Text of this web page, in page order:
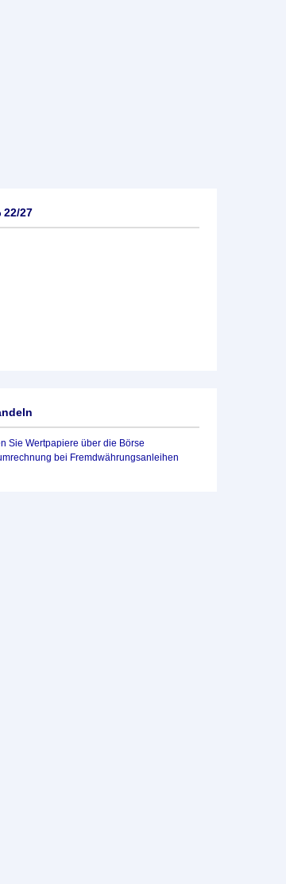
22/27
Sie Wertpapiere über die Börse
bei Fremdwährungsanleihen